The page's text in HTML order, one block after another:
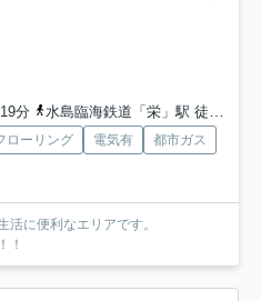
分
水島臨海鉄道「栄」駅 徒歩19分
ローリング 電気有
都市ガス
に便利なエリアです。
！